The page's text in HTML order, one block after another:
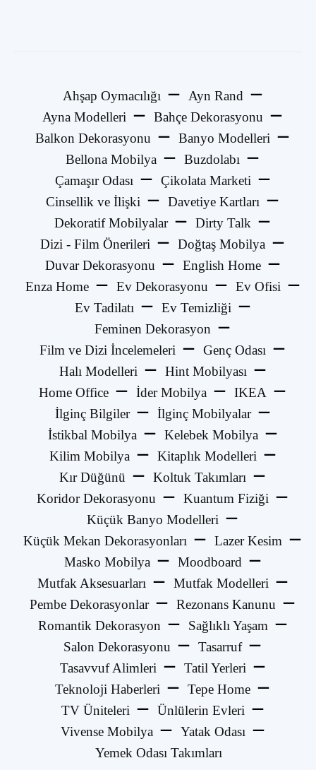
Ahşap Oymacılığı
Ayn Rand
Ayna Modelleri
Bahçe Dekorasyonu
Balkon Dekorasyonu
Banyo Modelleri
Bellona Mobilya
Buzdolabı
Çamaşır Odası
Çikolata Marketi
Cinsellik ve İlişki
Davetiye Kartları
Dekoratif Mobilyalar
Dirty Talk
Dizi - Film Önerileri
Doğtaş Mobilya
Duvar Dekorasyonu
English Home
Enza Home
Ev Dekorasyonu
Ev Ofisi
Ev Tadilatı
Ev Temizliği
Feminen Dekorasyon
Film ve Dizi İncelemeleri
Genç Odası
Halı Modelleri
Hint Mobilyası
Home Office
İder Mobilya
IKEA
İlginç Bilgiler
İlginç Mobilyalar
İstikbal Mobilya
Kelebek Mobilya
Kilim Mobilya
Kitaplık Modelleri
Kır Düğünü
Koltuk Takımları
Koridor Dekorasyonu
Kuantum Fiziği
Küçük Banyo Modelleri
Küçük Mekan Dekorasyonları
Lazer Kesim
Masko Mobilya
Moodboard
Mutfak Aksesuarları
Mutfak Modelleri
Pembe Dekorasyonlar
Rezonans Kanunu
Romantik Dekorasyon
Sağlıklı Yaşam
Salon Dekorasyonu
Tasarruf
Tasavvuf Alimleri
Tatil Yerleri
Teknoloji Haberleri
Tepe Home
TV Üniteleri
Ünlülerin Evleri
Vivense Mobilya
Yatak Odası
Yemek Odası Takımları